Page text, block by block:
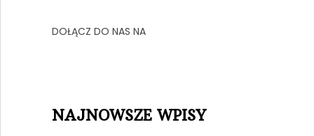
DOŁĄCZ DO NAS NA
NAJNOWSZE WPISY